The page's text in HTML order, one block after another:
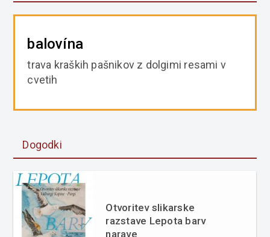
balovína
trava kraških pašnikov z dolgimi resami v
cvetih
Dogodki
Otvoritev slikarske
razstave Lepota barv
narave